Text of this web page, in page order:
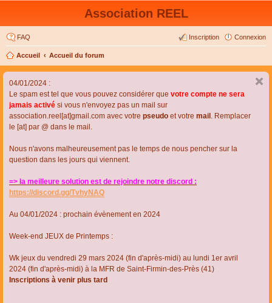
Association REEL
FAQ Connexion
Inscription
Accueil Accueil du forum
04/01/2024 :
Le spam est tel que vous pouvez considérer que votre compte ne sera
jamais activé si vous n'envoyez pas un mail sur
association.reel[at]gmail.com avec votre pseudo et votre mail . Remplacer
le [at] par @ dans le mail.
Nous n'avons malheureusement pas le temps de nous pencher sur la
question dans les jours qui viennent.
=> la meilleure solution est de rejoindre notre discord :
https://discord.gg/TvhyNAQ
Au 04/01/2024 : prochain évènement en 2024
Week-end JEUX de Printemps :
Wk jeux du vendredi 29 mars 2024 (fin d'après-midi) au lundi 1er avril
2024 (fin d'après-midi) à la MFR de Saint-Firmin-des-Près (41)
Inscriptions à venir plus tard